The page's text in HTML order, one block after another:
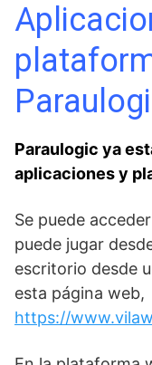
Paraulogic ya
aplicaciones y
Se puede
puede jugar
escritorio desde
esta página web,
https://